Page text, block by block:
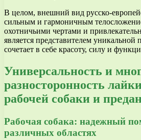
В целом, внешний вид русско-
сильным и гармоничным
охотничьими чертами и
является представителем уникальной
сочетает в себе красоту, силу и
Универсальность и
разносторонность
рабочей собаки и
Рабочая собака: надежный
различных областях